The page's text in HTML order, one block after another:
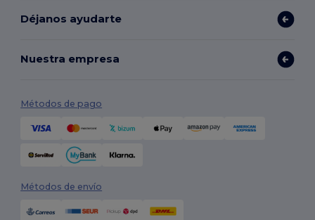
Déjanos ayudarte
Nuestra empresa
Métodos de pago
Métodos de envío